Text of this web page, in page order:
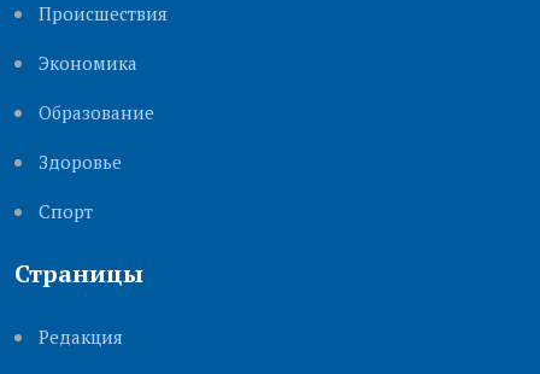
Происшествия
Экономика
Образование
Здоровье
Cпорт
Страницы
Редакция